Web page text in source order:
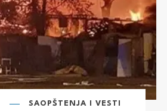
SAOPŠTENJA I VESTI